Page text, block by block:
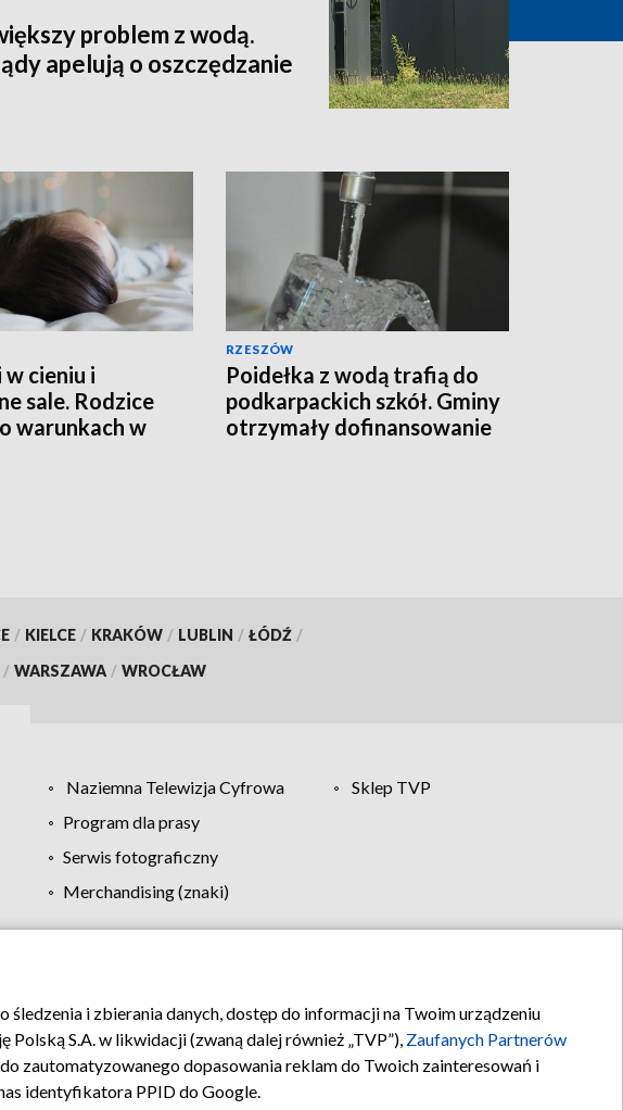
problem z wodą.
apelują o oszczędzanie
cieniu i
sale. Rodzice
warunkach w
RZESZÓW
Poidełka z wodą trafią do
podkarpackich szkół. Gminy
otrzymały dofinansowanie
/ KIELCE / KRAKÓW / LUBLIN / ŁÓDŹ /
/ WARSZAWA / WROCŁAW
Naziemna Telewizja Cyfrowa
Sklep TVP
Program dla prasy
Serwis fotograficzny
Merchandising (znaki)
Biuro reklamy Kontakt
i zbierania danych, dostęp do informacji na Twoim urządzeniu
S.A. w likwidacji (zwaną dalej również „TVP”), Zaufanych Partnerów
zautomatyzowanego dopasowania reklam do Twoich zainteresowań i
identyfikatora PPID do Google.